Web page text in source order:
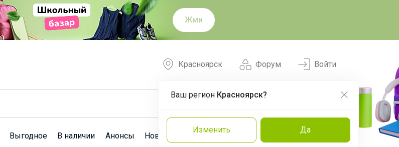
Жми
Форум
Красноярск
Ваш регион Красноярск?
Изменить Да
Войти
Выгодное В наличии Анонсы Новости Команда Эксперты